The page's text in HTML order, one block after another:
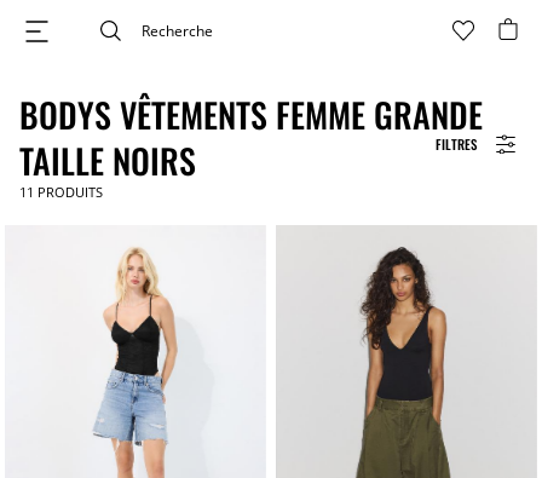
FILTRES
BODYS VÊTEMENTS FEMME GRANDE
TAILLE NOIRS
11 PRODUITS